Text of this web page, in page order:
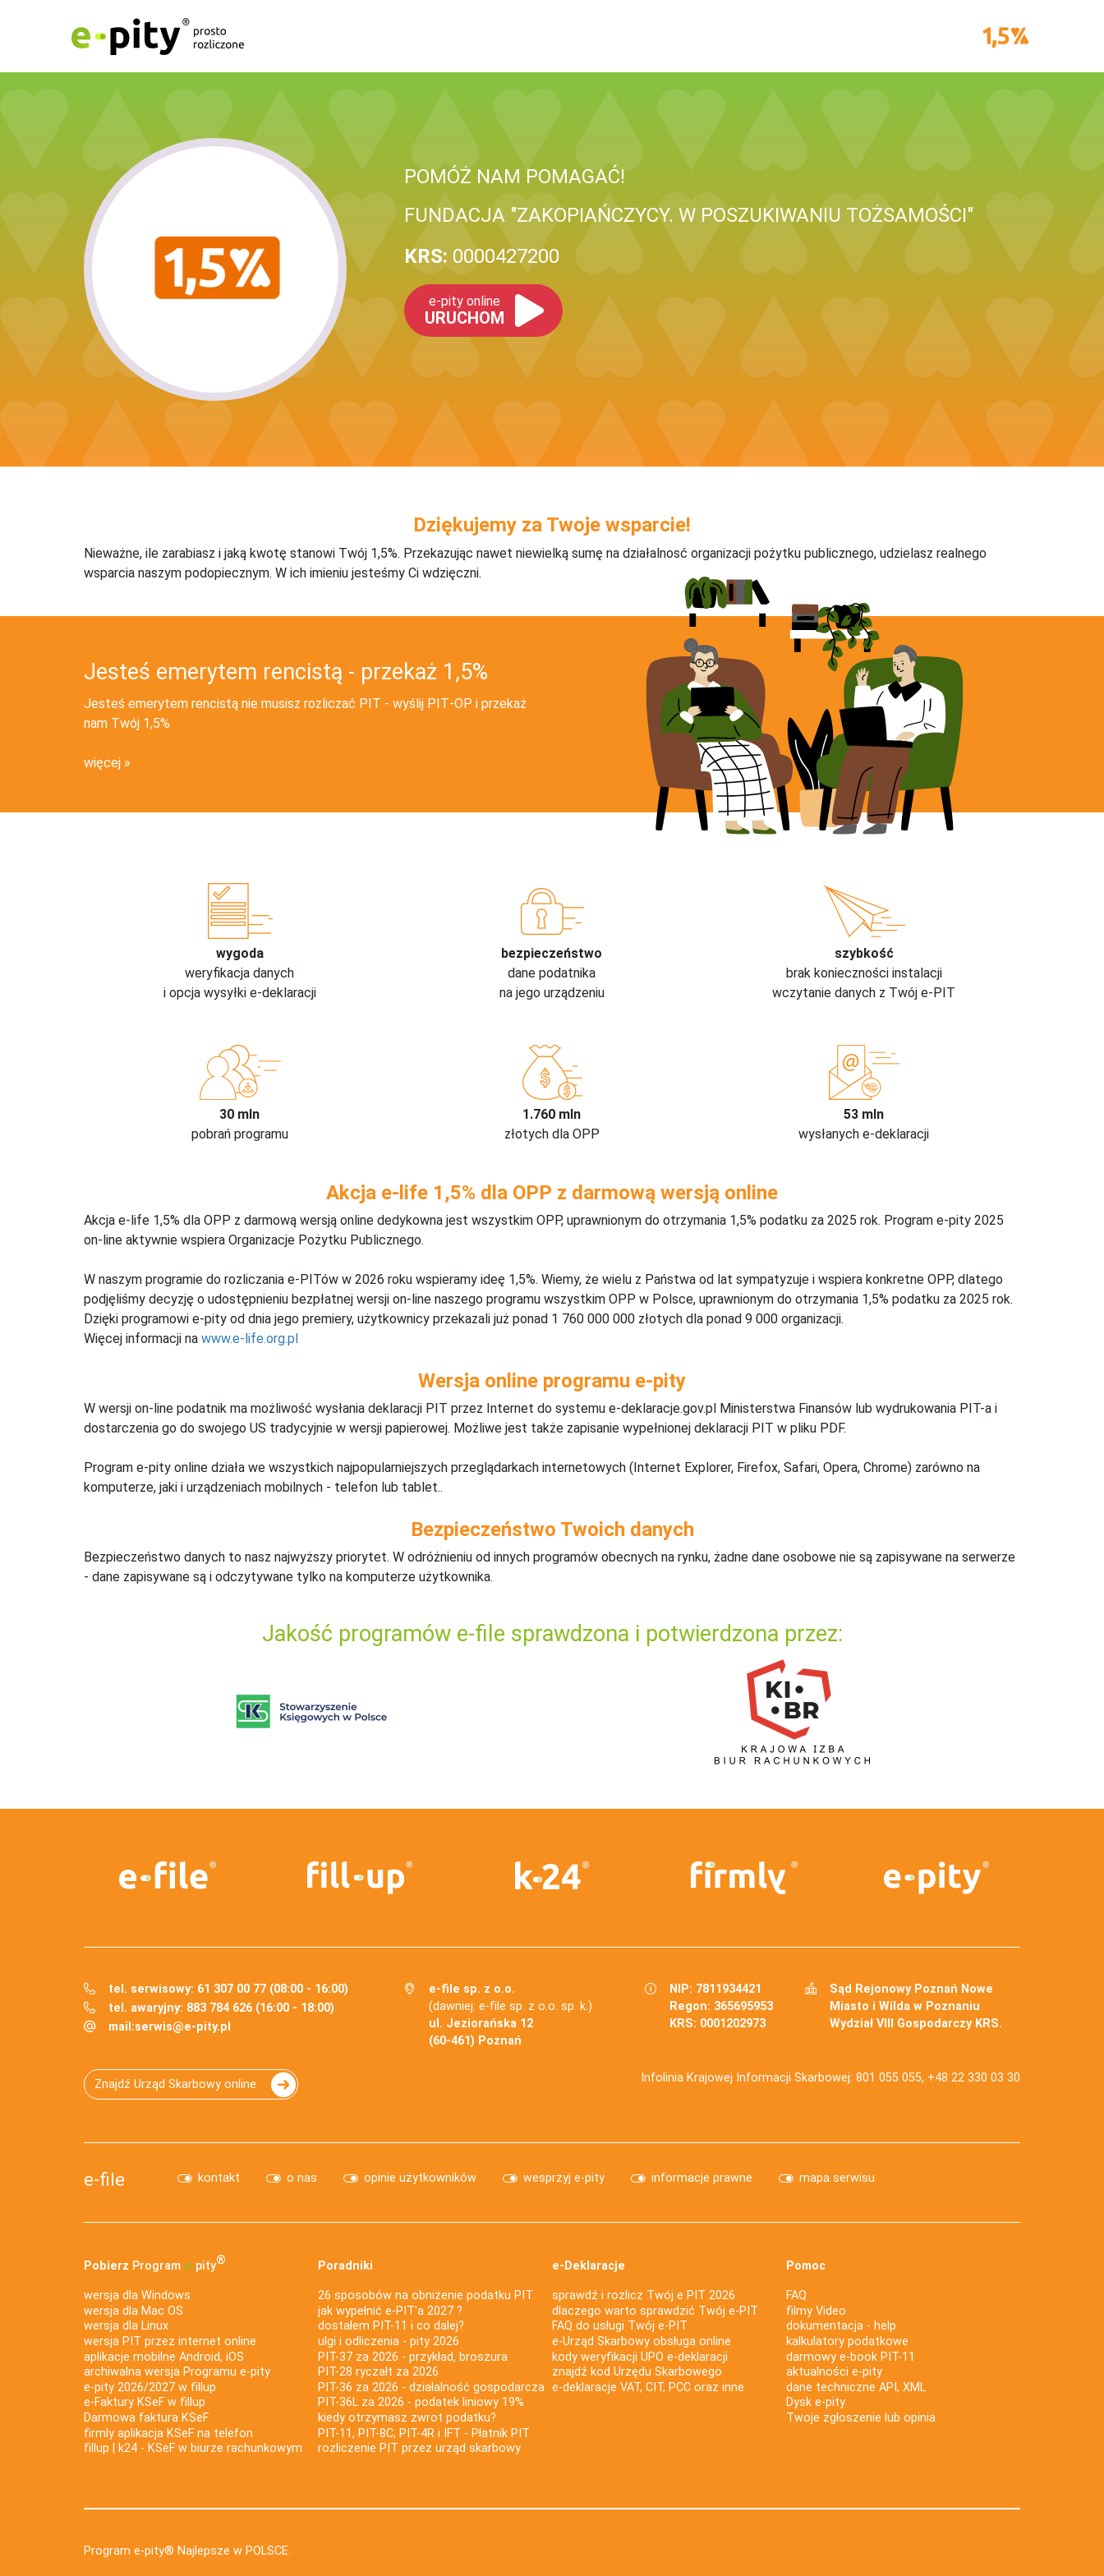
POMÓŻ NAM POMAGAĆ!
FUNDACJA "ZAKOPIAŃCZYCY. W POSZUKIWANIU TOŻSAMOŚCI"
KRS: 0000427200
e-pity online
URUCHOM
Dziękujemy za Twoje wsparcie!
Nieważne, ile zarabiasz i jaką kwotę stanowi Twój 1,5%. Przekazując nawet niewielką sumę na działalnosć organizacji pożytku publicznego, udzielasz realnego
wsparcia naszym podopiecznym. W ich imieniu jesteśmy Ci wdzięczni.
Jesteś emerytem rencistą - przekaż 1,5%
Jesteś emerytem rencistą nie musisz rozliczać PIT - wyślij PIT‑OP i przekaż
nam Twój 1,5%
więcej
wygoda
weryfikacja danych
i opcja wysyłki e-deklaracji
bezpieczeństwo
dane podatnika
na jego urządzeniu
szybkość
brak konieczności instalacji
wczytanie danych z Twój e-PIT
30 mln
pobrań programu
1.760 mln
złotych dla OPP
53 mln
wysłanych e-deklaracji
Akcja e-life 1,5% dla OPP z darmową wersją online
Akcja e-life 1,5% dla OPP z darmową wersją online dedykowna jest wszystkim OPP, uprawnionym do otrzymania 1,5% podatku za 2025 rok. Program e-pity 2025
on-line aktywnie wspiera Organizacje Pożytku Publicznego.
W naszym programie do rozliczania e-PITów w 2026 roku wspieramy ideę 1,5%. Wiemy, że wielu z Państwa od lat sympatyzuje i wspiera konkretne OPP, dlatego
podjęliśmy decyzję o udostępnieniu bezpłatnej wersji on-line naszego programu wszystkim OPP w Polsce, uprawnionym do otrzymania 1,5% podatku za 2025 rok.
Dzięki programowi e-pity od dnia jego premiery, użytkownicy przekazali już ponad 1 760 000 000 złotych dla ponad 9 000 organizacji.
Więcej informacji na www.e-life.org.pl
Wersja online programu e-pity
W wersji on-line podatnik ma możliwość wysłania deklaracji PIT przez Internet do systemu e-deklaracje.gov.pl Ministerstwa Finansów lub wydrukowania PIT-a i
dostarczenia go do swojego US tradycyjnie w wersji papierowej. Możliwe jest także zapisanie wypełnionej deklaracji PIT w pliku PDF.
Program e-pity online działa we wszystkich najpopularniejszych przeglądarkach internetowych (Internet Explorer, Firefox, Safari, Opera, Chrome) zarówno na
komputerze, jaki i urządzeniach mobilnych - telefon lub tablet..
Bezpieczeństwo Twoich danych
Bezpieczeństwo danych to nasz najwyższy priorytet. W odróżnieniu od innych programów obecnych na rynku, żadne dane osobowe nie są zapisywane na serwerze
- dane zapisywane są i odczytywane tylko na komputerze użytkownika.
Jakość programów e-file sprawdzona i potwierdzona przez:
tel. serwisowy: 61 307 00 77 (08:00 - 16:00)
tel. awaryjny: 883 784 626 (16:00 - 18:00)
mail:serwis@e-pity.pl
e-file sp. z o.o.
(dawniej: e-file sp. z o.o. sp. k.)
ul. Jeziorańska 12
(60-461) Poznań
NIP: 7811934421
Regon: 365695953
KRS: 0001202973
Sąd Rejonowy Poznań Nowe
Miasto i Wilda w Poznaniu
Wydział VIII Gospodarczy KRS.
Znajdź Urząd Skarbowy online Infolinia Krajowej Informacji Skarbowej: 801 055 055, +48 22 330 03 30
e-file kontakt o nas opinie użytkowników wesprzyj e-pity informacje prawne mapa serwisu
Pobierz Program e‑pity®
wersja dla Windows
wersja dla Mac OS
wersja dla Linux
wersja PIT przez internet online
aplikacje mobilne Android, iOS
archiwalna wersja Programu e-pity
e-pity 2026/2027 w fillup
e‑Faktury KSeF w fillup
Darmowa faktura KSeF
firmly aplikacja KSeF na telefon
fillup | k24 - KSeF w biurze rachunkowym
Poradniki
26 sposobów na obniżenie podatku PIT
jak wypełnić e-PIT'a 2027 ?
dostałem PIT-11 i co dalej?
ulgi i odliczenia - pity 2026
PIT-37 za 2026 - przykład, broszura
PIT-28 ryczałt za 2026
PIT-36 za 2026 - działalność gospodarcza
PIT-36L za 2026 - podatek liniowy 19%
kiedy otrzymasz zwrot podatku?
PIT-11, PIT-8C, PIT-4R i IFT - Płatnik PIT
rozliczenie PIT przez urząd skarbowy
e-Deklaracje
sprawdź i rozlicz Twój e PIT 2026
dlaczego warto sprawdzić Twój e-PIT
FAQ do usługi Twój e-PIT
e-Urząd Skarbowy obsługa online
kody weryfikacji UPO e-deklaracji
znajdź kod Urzędu Skarbowego
e-deklaracje VAT, CIT, PCC oraz inne
Pomoc
FAQ
filmy Video
dokumentacja - help
kalkulatory podatkowe
darmowy e-book PIT-11
aktualności e-pity
dane techniczne API, XML
Dysk e-pity
Twoje zgłoszenie lub opinia
Program e-pity® Najlepsze w POLSCE.